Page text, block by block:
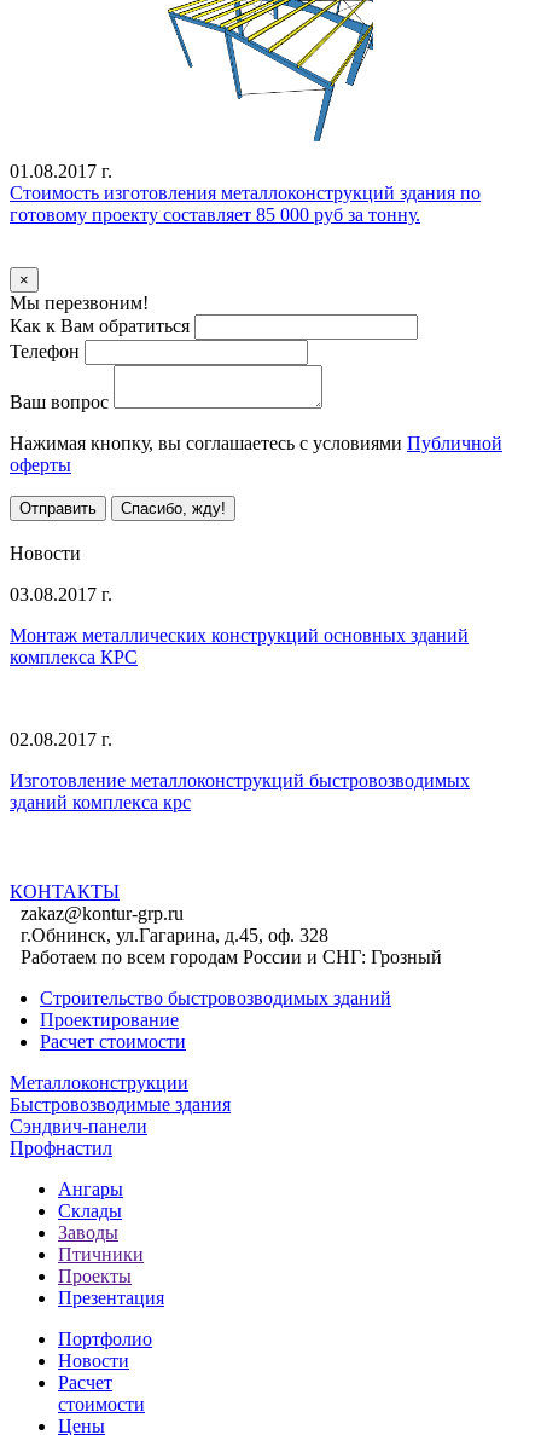
01.08.2017 г.
Стоимость изготовления металлоконструкций здания по
готовому проекту составляет 85 000 руб за тонну.
×
Мы перезвоним!
Как к Вам обратиться
Телефон
Ваш вопрос
Нажимая кнопку, вы соглашаетесь с условиями Публичной
оферты
Отправить Спасибо, жду!
Новости
03.08.2017 г.
Монтаж металлических конструкций основных зданий
комплекса КРС
02.08.2017 г.
Изготовление металлоконструкций быстровозводимых
зданий комплекса крс
КОНТАКТЫ
zakaz@kontur-grp.ru
г.Обнинск, ул.Гагарина, д.45, оф. 328
Работаем по всем городам России и СНГ: Грозный
Строительство быстровозводимых зданий
Проектирование
Расчет стоимости
Металлоконструкции
Быстровозводимые здания
Сэндвич-панели
Профнастил
Ангары
Склады
Заводы
Птичники
Проекты
Презентация
Портфолио
Новости
Расчет
стоимости
Цены